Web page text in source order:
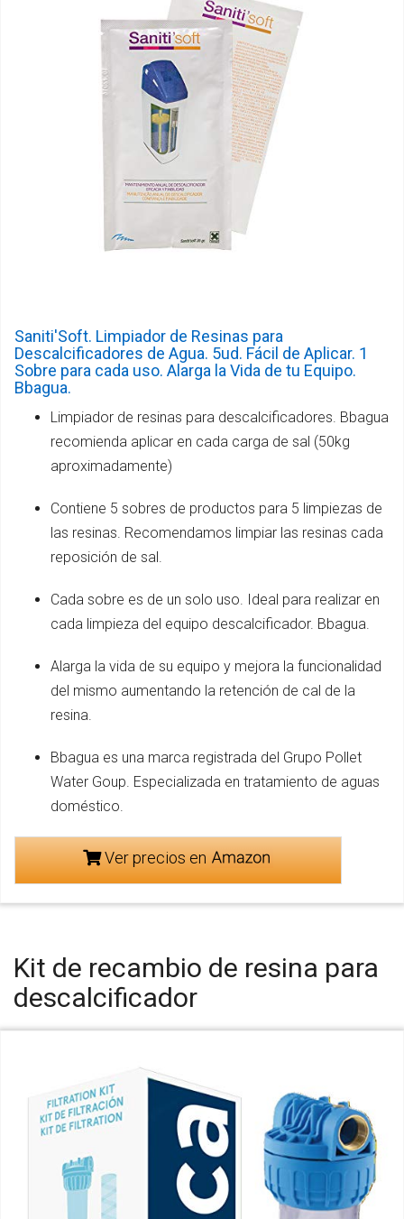
Saniti'Soft. Limpiador de Resinas para
Descalcificadores de Agua. 5ud. Fácil de Aplicar. 1
Sobre para cada uso. Alarga la Vida de tu Equipo.
Bbagua.
Limpiador de resinas para descalcificadores. Bbagua
recomienda aplicar en cada carga de sal (50kg
aproximadamente)
Contiene 5 sobres de productos para 5 limpiezas de
las resinas. Recomendamos limpiar las resinas cada
reposición de sal.
Cada sobre es de un solo uso. Ideal para realizar en
cada limpieza del equipo descalcificador. Bbagua.
Alarga la vida de su equipo y mejora la funcionalidad
del mismo aumentando la retención de cal de la
resina.
Bbagua es una marca registrada del Grupo Pollet
Water Goup. Especializada en tratamiento de aguas
doméstico.
Ver precios en
Kit de recambio de resina para
descalcificador